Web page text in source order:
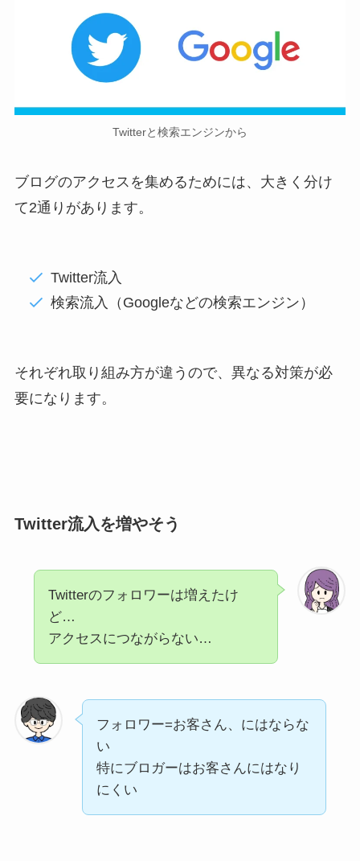
Twitterと検索エンジンから
ブログのアクセスを集めるためには、大きく分け
て2通りがあります。
Twitter流入
検索流入（Googleなどの検索エンジン）
それぞれ取り組み方が違うので、異なる対策が必
要になります。
Twitter流入を増やそう
Twitterのフォロワーは増えたけ
ど…
アクセスにつながらない…
フォロワー=お客さん、にはならな
い
特にブロガーはお客さんにはなり
にくい